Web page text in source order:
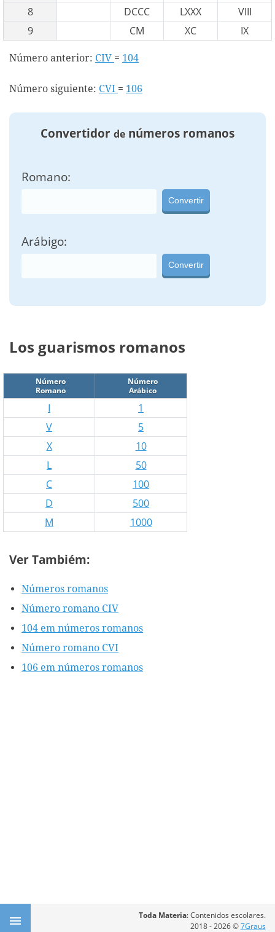
8
DCCC LXXX
VIII
9
CM XC IX
Número anterior: CIV = 104
Número siguiente: CVI = 106
Convertidor de números romanos
Romano:
Convertir
Arábigo:
Convertir
Los guarismos romanos
Número
Romano
Número
Arábico
I
1
V
5
X
10
L
50
C
100
D
500
M
1000
Ver Tambiém:
Números romanos
Número romano CIV
104 em números romanos
Número romano CVI
106 em números romanos
Toda Materia: Contenidos escolares.
2018 - 2026 ©7Graus